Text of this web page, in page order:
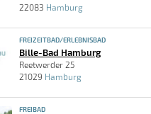
22083 Hamburg
FREIZEITBAD/ERLEBNISBAD
Bille-Bad Hamburg
Reetwerder 25
21029 Hamburg
FREIBAD